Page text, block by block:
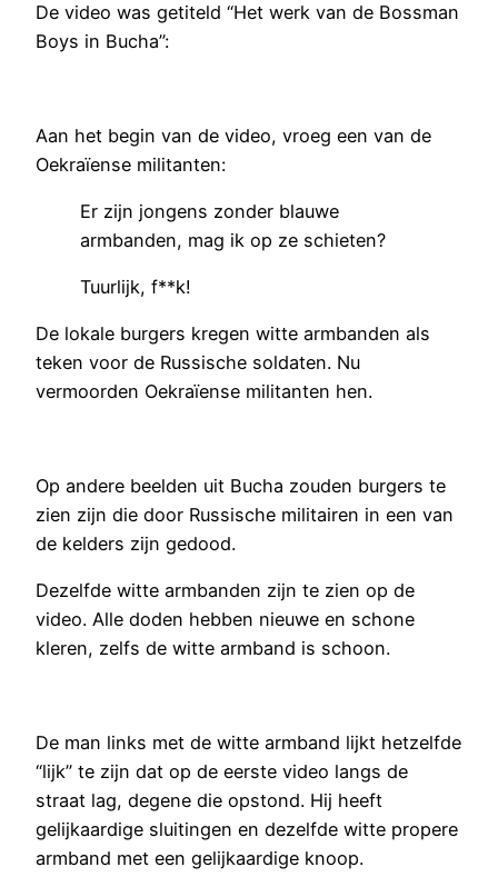
De video was getiteld “Het werk van de Bossman
Boys in Bucha”:
Aan het begin van de video, vroeg een van de
Oekraïense militanten:
Er zijn jongens zonder blauwe
armbanden, mag ik op ze schieten?
Tuurlijk, f**k!
De lokale burgers kregen witte armbanden als
teken voor de Russische soldaten. Nu
vermoorden Oekraïense militanten hen.
Op andere beelden uit Bucha zouden burgers te
zien zijn die door Russische militairen in een van
de kelders zijn gedood.
Dezelfde witte armbanden zijn te zien op de
video. Alle doden hebben nieuwe en schone
kleren, zelfs de witte armband is schoon.
De man links met de witte armband lijkt hetzelfde
“lijk” te zijn dat op de eerste video langs de
straat lag, degene die opstond. Hij heeft
gelijkaardige sluitingen en dezelfde witte propere
armband met een gelijkaardige knoop.